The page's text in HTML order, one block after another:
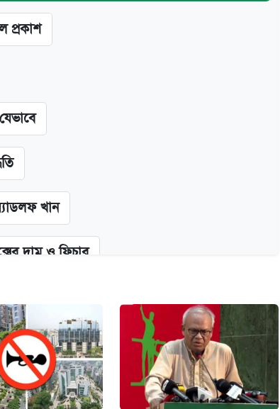
প্রকাশ
খান
দাম ও ফিচার
গেল